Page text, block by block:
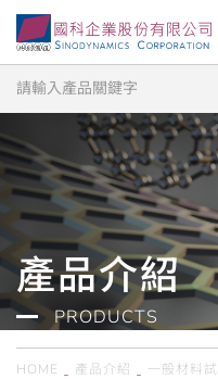
ARAMIS 3D Camera
變、位移和加速度。憑
術，能輕鬆應用於從小型
作。
產品介紹
PRODUCTS
HOME 產品介紹 一般材料